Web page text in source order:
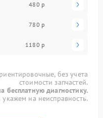
480 р
780 р
1180 р
без учета
стоимости запчастей.
бесплатную диагностику.
на неисправность.